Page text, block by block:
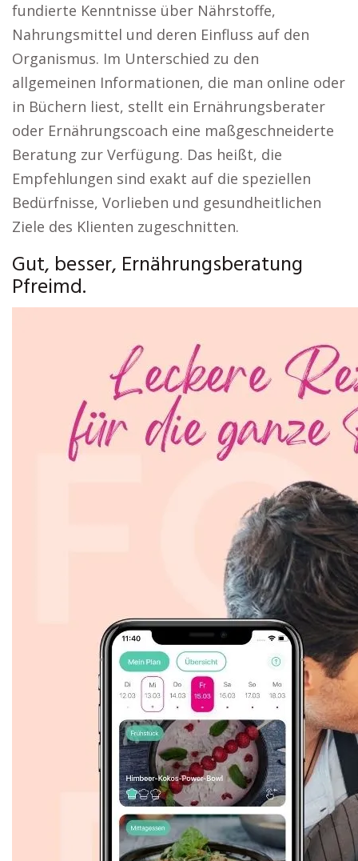
fundierte Kenntnisse über Nährstoffe,
Nahrungsmittel und deren Einfluss auf den
Organismus. Im Unterschied zu den
allgemeinen Informationen, die man online oder
in Büchern liest, stellt ein Ernährungsberater
oder Ernährungscoach eine maßgeschneiderte
Beratung zur Verfügung. Das heißt, die
Empfehlungen sind exakt auf die speziellen
Bedürfnisse, Vorlieben und gesundheitlichen
Ziele des Klienten zugeschnitten.
Gut, besser, Ernährungsberatung
Pfreimd.